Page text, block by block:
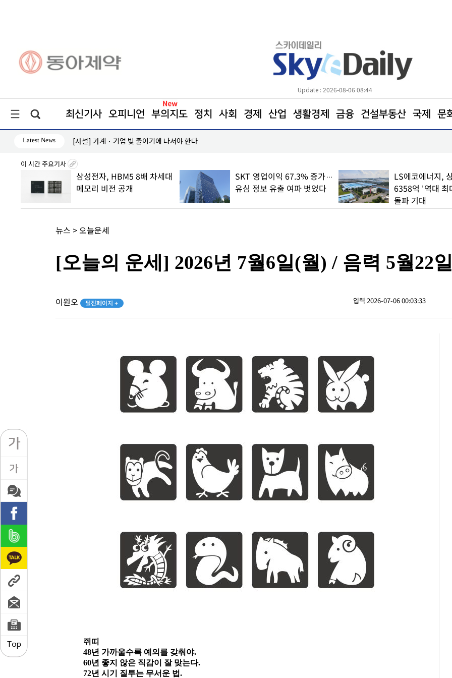
Update : 2026-08-06 08:44
최신기사 오피니언 부의지도 정치 사회 경제 산업 생활경제 금융 건설부동산 국제 문
Latest News [사설] 가계‧기업 빚 줄이기에 나서야 한다
이 시간 주요기사
삼성전자, HBM5 8배 차세대
메모리 비전 공개
SKT 영업이익 67.3% 증가…
유심 정보 유출 여파 벗었다
LS에코에너지,
6358억 '역대
돌파 기대
뉴스 > 오늘운세
[오늘의 운세] 2026년 7월6일(월) / 음력 5월22
이원오 필진페이지 + 입력 2026-07-06 00:03:33
쥐띠
48년 가까울수록 예의를 갖춰야.
60년 좋지 않은 직감이 잘 맞는다.
72년 시기 질투는 무서운 법.